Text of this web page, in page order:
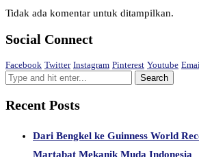
Tidak ada komentar untuk ditampilkan.
Social Connect
Facebook Twitter Instagram Pinterest Youtube
Recent Posts
Dari Bengkel ke Guinness World
Martabat Mekanik Muda Indonesia